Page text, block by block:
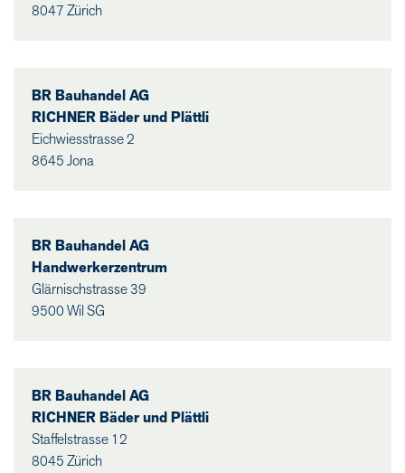
8047 Zürich
BR Bauhandel AG
RICHNER Bäder und Plättli
Eichwiesstrasse 2
8645 Jona
BR Bauhandel AG
Handwerkerzentrum
Glärnischstrasse 39
9500 Wil SG
BR Bauhandel AG
RICHNER Bäder und Plättli
Staffelstrasse 12
8045 Zürich